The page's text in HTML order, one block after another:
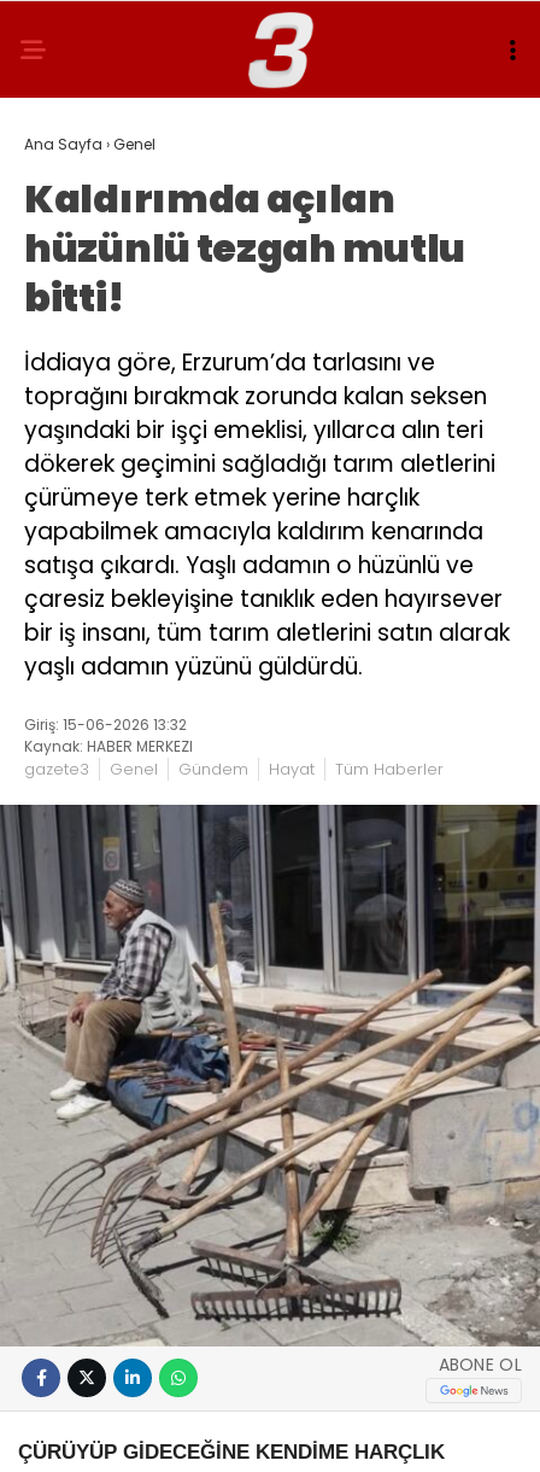
Ana Sayfa ›Genel
Kaldırımda açılan
hüzünlü tezgah mutlu
bitti!
İddiaya göre, Erzurum’da tarlasını ve
toprağını bırakmak zorunda kalan seksen
yaşındaki bir işçi emeklisi, yıllarca alın teri
dökerek geçimini sağladığı tarım aletlerini
çürümeye terk etmek yerine harçlık
yapabilmek amacıyla kaldırım kenarında
satışa çıkardı. Yaşlı adamın o hüzünlü ve
çaresiz bekleyişine tanıklık eden hayırsever
bir iş insanı, tüm tarım aletlerini satın alarak
yaşlı adamın yüzünü güldürdü.
Giriş: 15-06-2026 13:32
Kaynak: HABER MERKEZI
gazete3 Genel Gündem Hayat Tüm Haberler
ABONE OL
ÇÜRÜYÜP GİDECEĞİNE KENDİME HARÇLIK